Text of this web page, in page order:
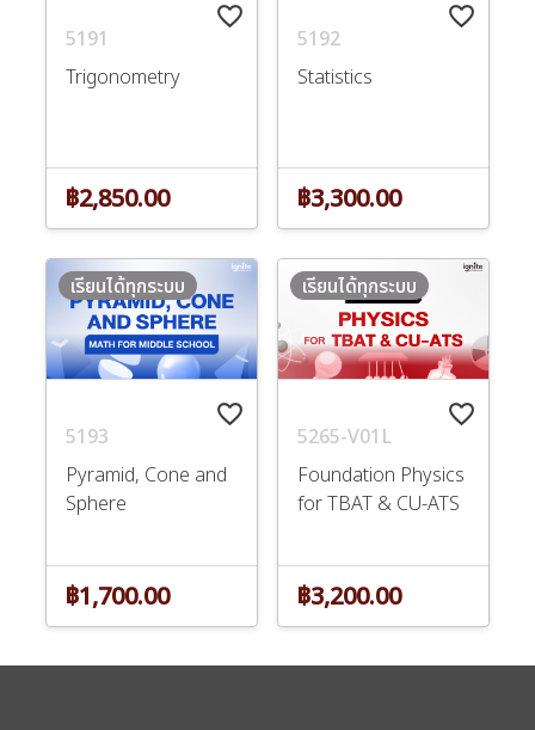
ลงทะเบียน
favorite_border
5191
Trigonometry
฿2,850.00
favorite_border
5192
Statistics
฿3,300.00
favorite_border
5193
Pyramid, Cone and
Sphere
เรียนได้ทุกระบบ
฿1,700.00
favorite_border
5265-V01L
Foundation Physics
for TBAT & CU-ATS
เรียนได้ทุกระบบ
฿3,200.00